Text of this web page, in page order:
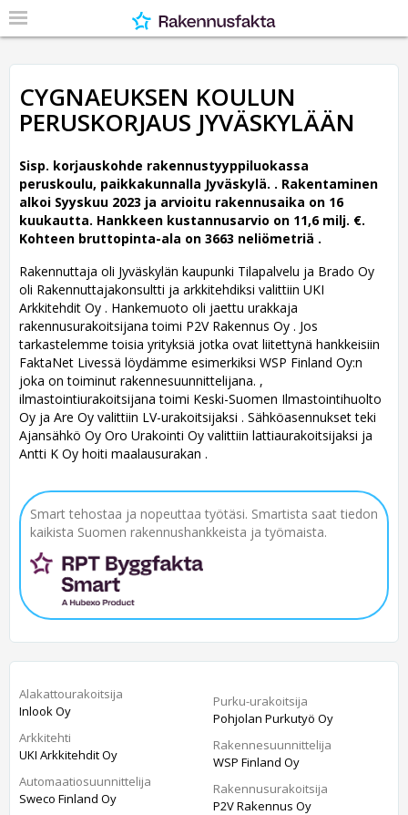
CYGNAEUKSEN KOULUN
PERUSKORJAUS JYVÄSKYLÄÄN
Sisp. korjauskohde rakennustyyppiluokassa
peruskoulu, paikkakunnalla Jyväskylä. . Rakentaminen
alkoi Syyskuu 2023 ja arvioitu rakennusaika on 16
kuukautta. Hankkeen kustannusarvio on 11,6 milj. €.
Kohteen bruttopinta-ala on 3663 neliömetriä .
Rakennuttaja oli Jyväskylän kaupunki Tilapalvelu ja Brado Oy
oli Rakennuttajakonsultti ja arkkitehdiksi valittiin UKI
Arkkitehdit Oy . Hankemuoto oli jaettu urakkaja
rakennusurakoitsijana toimi P2V Rakennus Oy . Jos
tarkastelemme toisia yrityksiä jotka ovat liitettynä hankkeisiin
FaktaNet Livessä löydämme esimerkiksi WSP Finland Oy:n
joka on toiminut rakennesuunnittelijana. ,
ilmastointiurakoitsijana toimi Keski-Suomen Ilmastointihuolto
Oy ja Are Oy valittiin LV-urakoitsijaksi . Sähköasennukset teki
Ajansähkö Oy Oro Urakointi Oy valittiin lattiaurakoitsijaksi ja
Antti K Oy hoiti maalausurakan .
Smart tehostaa ja nopeuttaa työtäsi. Smartista saat tiedon
kaikista Suomen rakennushankkeista ja työmaista.
Alakattourakoitsija
Inlook Oy
Arkkitehti
UKI Arkkitehdit Oy
Automaatiosuunnittelija
Sweco Finland Oy
Purku-urakoitsija
Pohjolan Purkutyö Oy
Rakennesuunnittelija
WSP Finland Oy
Rakennusurakoitsija
P2V Rakennus Oy